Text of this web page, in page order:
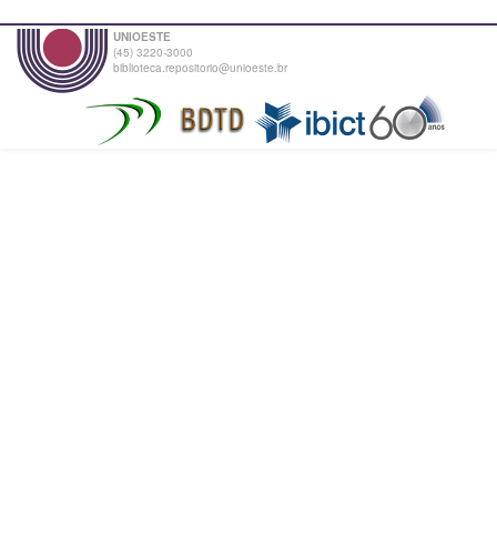
UNIOESTE
(45) 3220-3000
biblioteca.repositorio@unioeste.br